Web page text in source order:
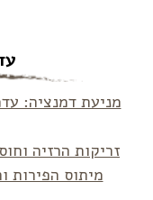
מניעת דמנציה:
זריקות הרזיה
מיתוס הפירות